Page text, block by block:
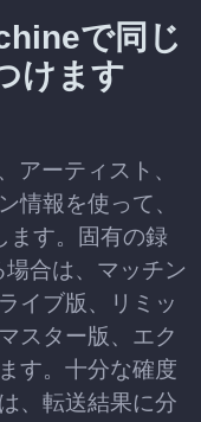
で同じ
けます
アーティスト、
情報を使って、
ます。固有の録
合は、マッチン
イブ版、リミッ
スター版、エク
す。十分な確度
、転送結果に分